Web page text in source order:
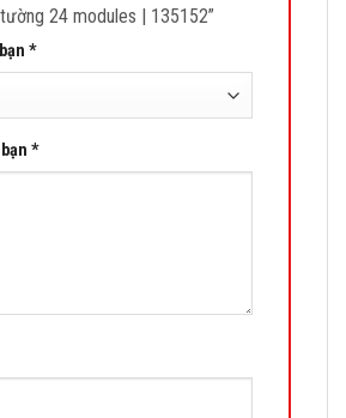
24 modules | 135152”
*
*